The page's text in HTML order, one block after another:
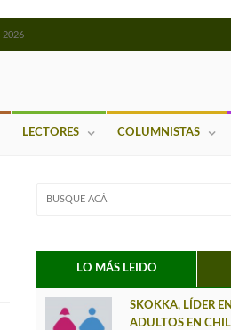
2026
LECTORES COLUMNISTAS
LO MÁS LEIDO
SKOKKA, LÍDER
ADULTOS EN